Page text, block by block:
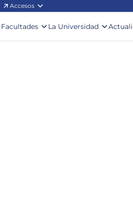
Accesos
Facultades La Universidad